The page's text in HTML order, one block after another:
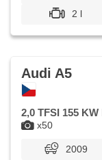
2 l
x50
Audi A5
2,0 TFSI 155 KW
2009